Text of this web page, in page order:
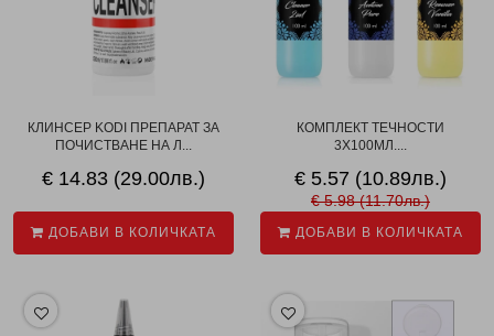
КЛИНСЕР KODI ПРЕПАРАТ ЗА
ПОЧИСТВАНЕ НА Л...
€ 14.83 (29.00лв.)
ДОБАВИ В КОЛИЧКАТА
КОМПЛЕКТ ТЕЧНОСТИ
3X100МЛ....
€ 5.57 (10.89лв.)
€ 5.98 (11.70лв.)
ДОБАВИ В КОЛИЧКАТА